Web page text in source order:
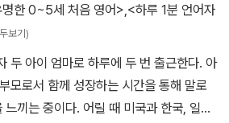
명한 0~5세 처음 영어>,<하루 1분 언어자
보기)
두 아이 엄마로 하루에 두 번 출근한다. 아
모로서 함께 성장하는 시간을 통해 말로
끼는 중이다. 어릴 때 미국과 한국, 일본